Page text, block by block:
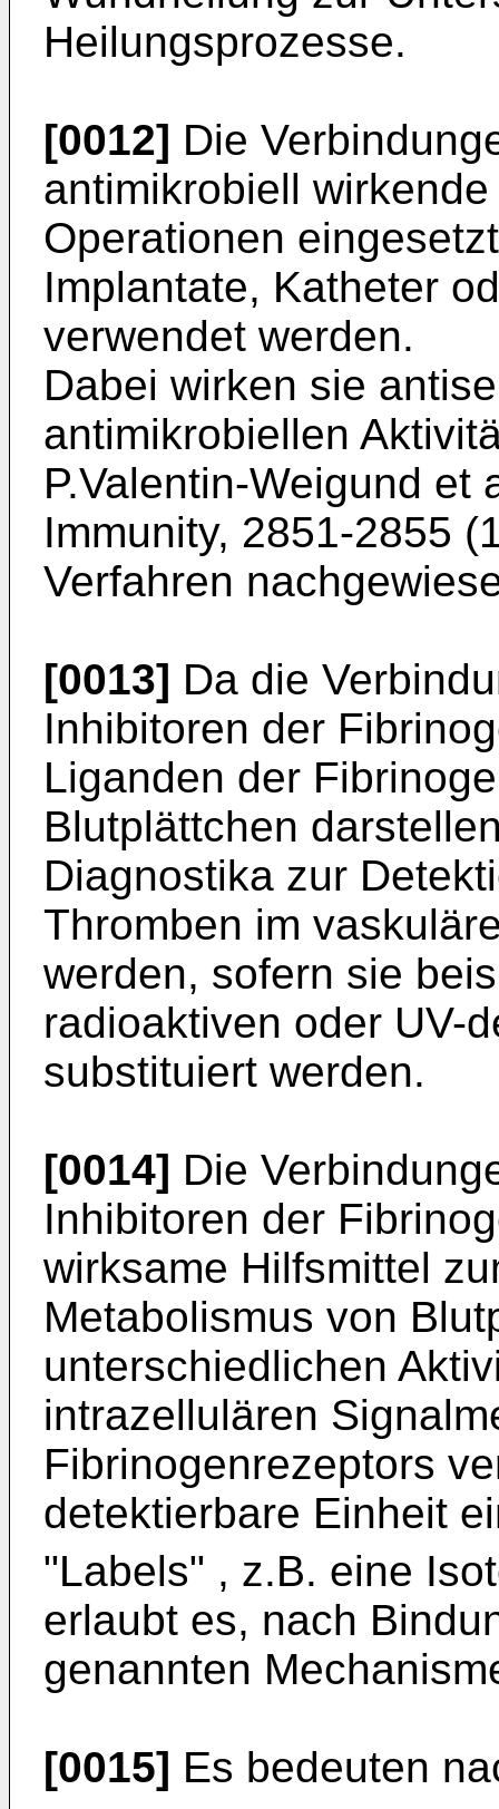
Heilungsprozesse.
[0012] Die
antimikrobiell
Operationen
Implantate, Katheter
verwendet werden.
Dabei wirken sie
antimikrobiellen
P.Valentin-Weigund et
Immunity, 2851-2855
Verfahren
[0013] Da die
Inhibitoren der
Liganden der
Blutplättchen
Diagnostika zur
Thromben im
werden, sofern sie
radioaktiven oder UV-
substituiert werden.
[0014] Die
Inhibitoren der
wirksame Hilfsmittel
Metabolismus von
unterschiedlichen
intrazellulären
Fibrinogenrezeptors
detektierbare Einheit
"Labels" , z.B. eine
erlaubt es, nach
genannten
[0015] Es bedeuten